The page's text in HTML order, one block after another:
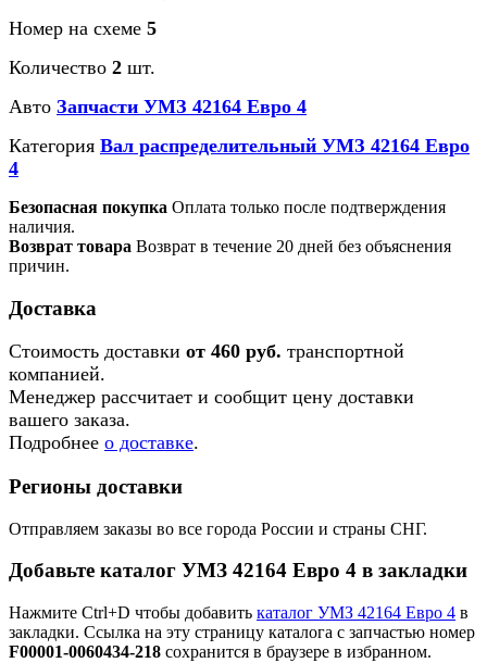
Номер на схеме 5
Количество 2 шт.
Авто Запчасти УМЗ 42164 Евро 4
Категория Вал распределительный УМЗ 42164 Евро
4
Безопасная покупка Оплата только после подтверждения
наличия.
Возврат товара Возврат в течение 20 дней без объяснения
причин.
Доставка
Стоимость доставки от 460 руб. транспортной
компанией.
Менеджер рассчитает и сообщит цену доставки
вашего заказа.
Подробнее о доставке.
Регионы доставки
Отправляем заказы во все города России и страны СНГ.
Добавьте каталог УМЗ 42164 Евро 4 в закладки
Нажмите Ctrl+D чтобы добавить каталог УМЗ 42164 Евро 4 в
закладки. Ссылка на эту страницу каталога с запчастью номер
F00001-0060434-218 сохранится в браузере в избранном.